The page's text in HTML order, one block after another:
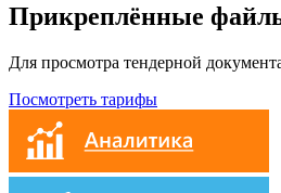
Прикреплённые
Для просмотра тендерной
Посмотреть тарифы